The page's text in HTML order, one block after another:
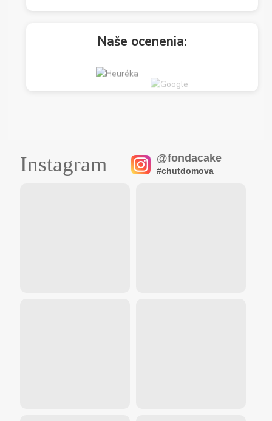
Naše ocenenia:
Instagram @fondacake
#chutdomova